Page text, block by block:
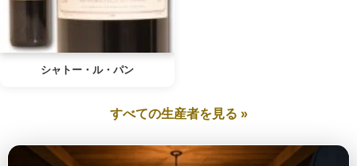
シャトー・ル・パン
すべての生産者を見る »